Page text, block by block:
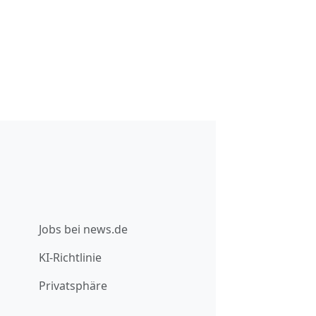
Jobs bei news.de
KI-Richtlinie
Privatsphäre